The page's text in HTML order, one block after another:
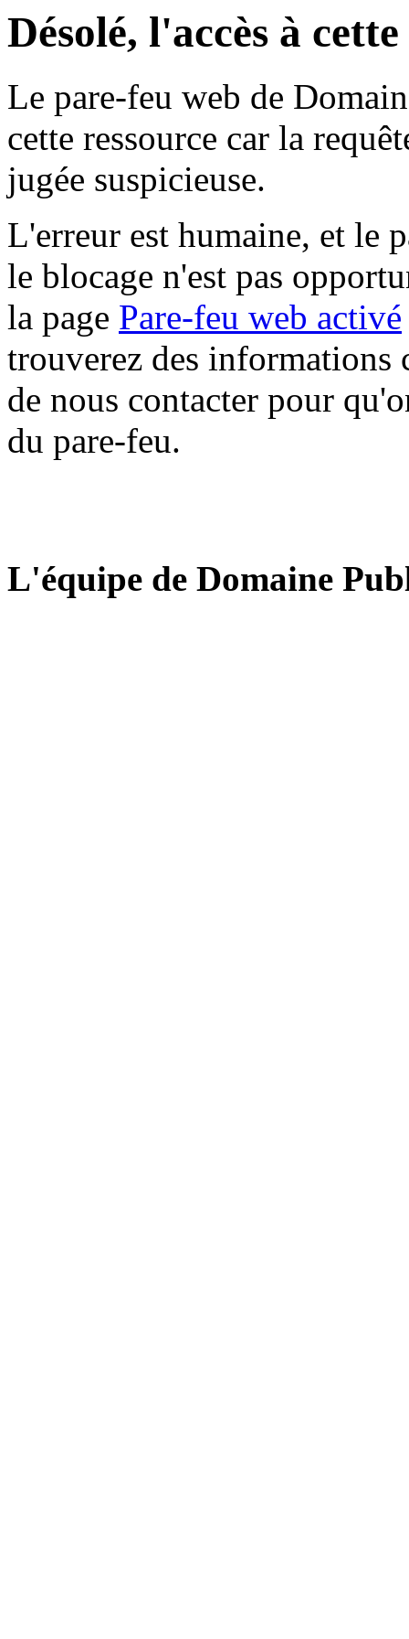
Désolé, l'accès à
Le pare-feu web de
cette ressource car la
jugée suspicieuse.
L'erreur est humaine, et le
le blocage n'est pas
la page Pare-feu web activé
trouverez des informations
de nous contacter pour
du pare-feu.
L'équipe de Domaine